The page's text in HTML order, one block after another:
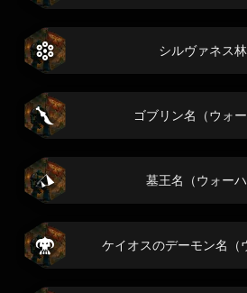
シルヴァネス
ゴブリン名（ウォー
墓王名（ウォーハ
ケイオスのデーモン名（